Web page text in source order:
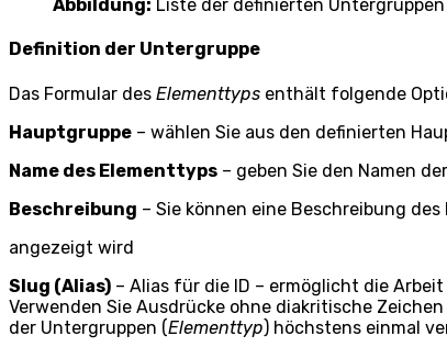
Abbildung: Liste der definierten Untergruppen
Definition der Untergruppe
Das Formular des Elementtyps enthält folgende
Hauptgruppe – wählen Sie aus den definierten
Name des Elementtyps – geben Sie den Namen
Beschreibung – Sie können eine Beschreibung
angezeigt wird
Slug (Alias) – Alias für die ID – ermöglicht die
Verwenden Sie Ausdrücke ohne diakritische
der Untergruppen (Elementtyp) höchstens einmal